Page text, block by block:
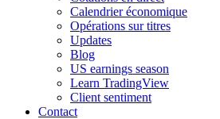
Calendrier économique
Opérations sur titres
Updates
Blog
US earnings season
Learn TradingView
Client sentiment
Contact